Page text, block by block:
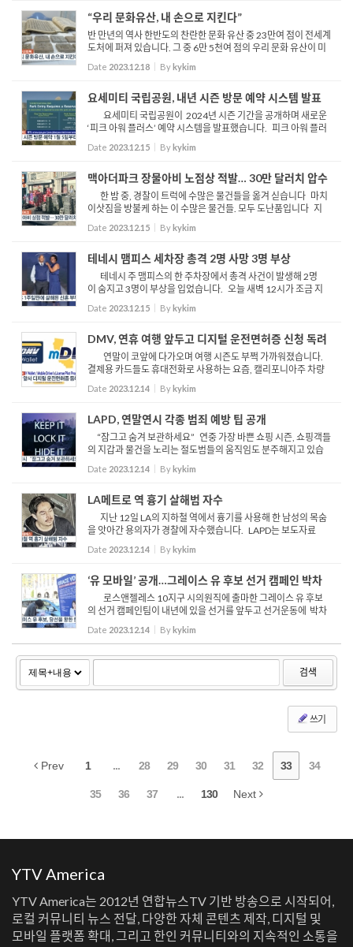
“우리 문화유산, 내 손으로 지킨다”
반 만년의 역사 한반도의 찬란한 문화 유산 중 23만여 점이 전세계
도처에 퍼져 있습니다. 그 중 6만 5천여 점의 우리 문화 유산이 미
국에 존재하는데, 기록 조차 없는 개인 소장 문화 유산이 많아 아직
빛을 보지 못하고 있습니다 이처럼 해외로 유출된 문화...
Date 2023.12.18 Bykykim
요세미티 국립공원, 내년 시즌 방문 예약 시스템 발표
요세미티 국립공원이 2024년 시즌 기간을 공개하며 새로운
‘피크 아워 플러스’ 예약 시스템을 발표했습니다. 피크 아워 플러
스는 4월 13일부터 6월 30일까지 주말; 7월 1일부터 8월 16일까
지 매일; 8월 17일부터 10월 27일까지는 주말입니다. ...
Date 2023.12.15 Bykykim
맥아더파크 장물아비 노점상 적발… 30만 달러치 압수
한 밤 중, 경찰이 트럭에 수많은 물건들을 옮겨 싣습니다 마치
이삿짐을 방불케 하는 이 수많은 물건들. 모두 도난품입니다 지
난 13일 LAPD는 맥아더 파크 일대 노점상들이 장물을 팔고 있다
는 첩보를 입수, 여러 상점을 급습해 단속을 벌였습니다...
Date 2023.12.15 Bykykim
테네시 맴피스 세차장 총격 2명 사망 3명 부상
테네시 주 맴피스의 한 주차장에서 총격 사건이 발생해 2명
이 숨지고 3명이 부상을 입었습니다. 오늘 새벽 12시가 조금 지
난 시간 맴피스의 한 세차장에서 21세의 남성이 숨진 채 발견됐습
니다. 경찰이 현장에 도착했을 때는 숨진 남성 외에 또 ...
Date 2023.12.15 Bykykim
DMV, 연휴 여행 앞두고 디지털 운전면허증 신청 독려
연말이 코앞에 다가오며 여행 시즌도 부쩍 가까워졌습니다.
결제용 카드들도 휴대전화로 사용하는 요즘, 캘리포니아주 차량
등록국 (DMV)에선 다시금 디지털 운전면허증 등록을 권유했습
니다. 지난 8월에 파일럿 프로그램을 시작한 CA DMV Wall...
Date 2023.12.14 Bykykim
LAPD, 연말연시 각종 범죄 예방 팁 공개
“잠그고 숨겨 보관하세요” 연중 가장 바쁜 쇼핑 시즌, 쇼핑객들
의 지갑과 물건을 노리는 절도범들의 움직임도 분주해지고 있습
니다 이에 경찰이 쇼핑객들의 절도 피해 방지를 위한 몇 가지 팁을
공개했습니다 먼저 귀중품 등 물건을 차량 안에 보...
Date 2023.12.14 Bykykim
LA메트로 역 흉기 살해범 자수
지난 12일 LA의 지하철 역에서 흉기를 사용해 한 남성의 목숨
을 앗아간 용의자가 경찰에 자수했습니다. LAPD는 보도자료
를 통해 LA 출신의 19세 남성 카를로스 마르티네즈를 77가 경찰
서에 구금했다고 발표했습니다. 마르티네즈는 지난 화요일 오...
Date 2023.12.14 Bykykim
‘유 모바일’ 공개…그레이스 유 후보 선거 캠페인 박차
로스앤젤레스 10지구 시의원직에 출마한 그레이스 유 후보
의 선거 캠페인팀이 내년에 있을 선거를 앞두고 선거운동에 박차
를가하고 있습니다. 그레이스 유 후보 선거 캠페인팀은 오늘 앞으
로 선거운동을 위해 쓰여질 홍보용 차량을 선보이며 승리...
Date 2023.12.14 Bykykim
검색
쓰기
Prev 1 ... 28 29 30 31 32 33 34
35 36 37 ... 130 Next
YTV America
YTV America는 2012년 연합뉴스TV 기반 방송으로 시작되어,
로컬 커뮤니티 뉴스 전달, 다양한 자체 콘텐츠 제작, 디지털 및
모바일 플랫폼 확대, 그리고 한인 커뮤니티와의 지속적인 소통을